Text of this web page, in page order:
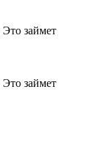
займет
займет